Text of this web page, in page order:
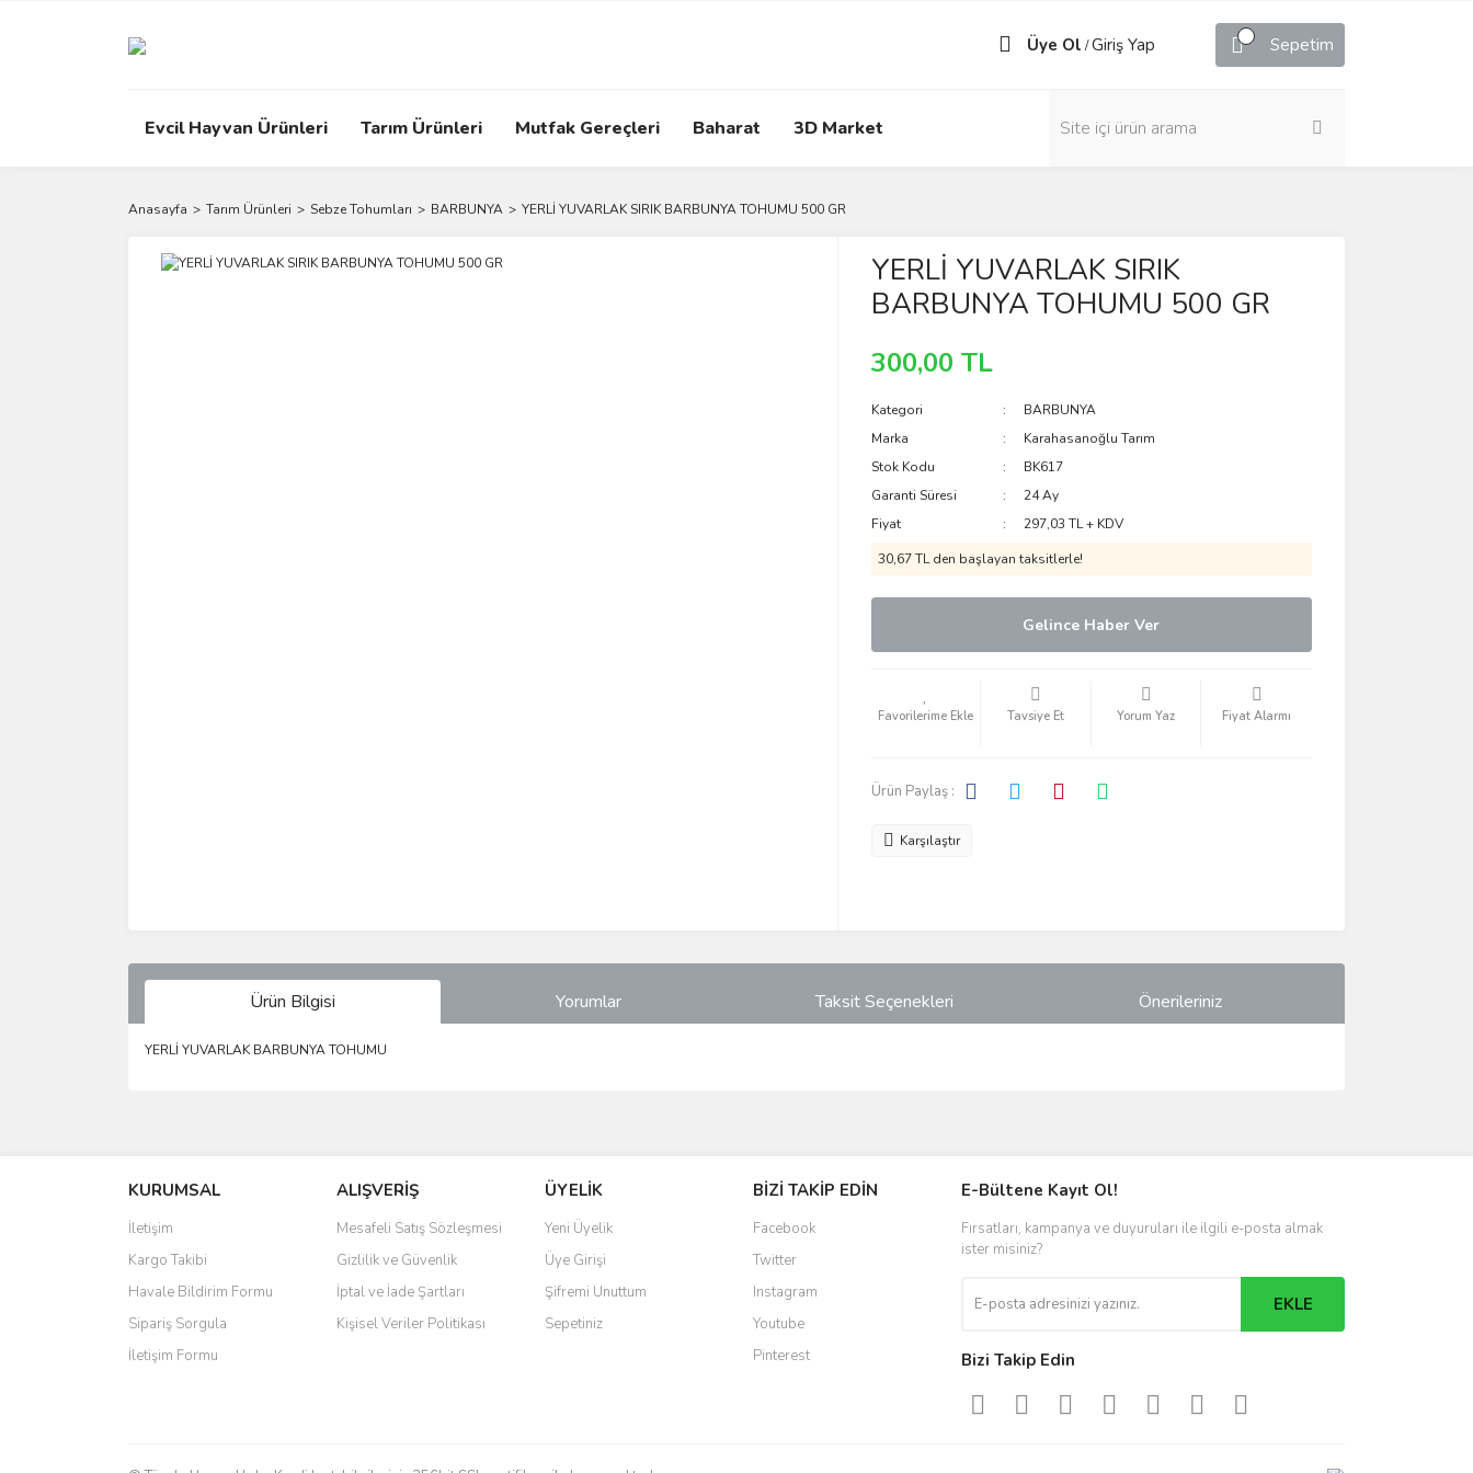
Üye Ol /Giriş Yap Sepetim
Evcil Hayvan Ürünleri Tarım Ürünleri Mutfak Gereçleri Baharat 3D Market
Anasayfa Tarım Ürünleri Sebze Tohumları BARBUNYA YERLİ YUVARLAK SIRIK BARBUNYA TOHUMU 500 GR
YERLİ YUVARLAK SIRIK
BARBUNYA TOHUMU 500 GR
300,00 TL
Kategori
BARBUNYA
Marka
Karahasanoğlu Tarım
Stok Kodu
BK617
Garanti Süresi
24 Ay
Fiyat
297,03 TL + KDV
30,67 TL den başlayan taksitlerle!
Gelince Haber Ver
Tavsiye Et Yorum Yaz Fiyat Alarmı
Ürün Paylaş :
Karşılaştır
Ürün Bilgisi Yorumlar Taksit Seçenekleri Önerileriniz
YERLİ YUVARLAK BARBUNYA TOHUMU
Ürün resmi kalitesiz, bozuk veya görüntülenemiyor.
Ürün açıklamasında eksik bilgiler bulunuyor.
Ürün bilgilerinde hatalar bulunuyor.
Ürün fiyatı diğer sitelerden daha pahalı.
Bu ürüne benzer farklı alternatifler olmalı.
KURUMSAL
İletişim
Kargo Takibi
Havale Bildirim Formu
Sipariş Sorgula
İletişim Formu
ALIŞVERİŞ
Mesafeli Satış Sözleşmesi
Gizlilik ve Güvenlik
İptal ve İade Şartları
Kişisel Veriler Politikası
ÜYELİK
Yeni Üyelik
Üye Girişi
Şifremi Unuttum
Sepetiniz
BİZİ TAKİP EDİN
Facebook
Twitter
Instagram
Youtube
Pinterest
E-Bültene Kayıt Ol!
Fırsatları, kampanya ve duyuruları ile ilgili e-posta almak
ister misiniz?
EKLE
Bizi Takip Edin